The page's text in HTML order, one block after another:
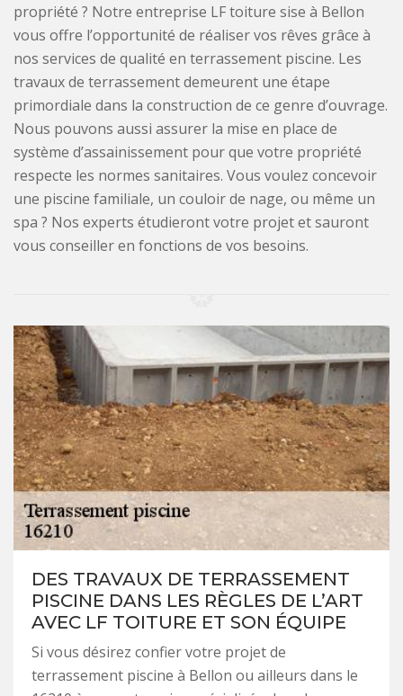
propriété ? Notre entreprise LF toiture sise à Bellon
vous offre l’opportunité de réaliser vos rêves grâce à
nos services de qualité en terrassement piscine. Les
travaux de terrassement demeurent une étape
primordiale dans la construction de ce genre d’ouvrage.
Nous pouvons aussi assurer la mise en place de
système d’assainissement pour que votre propriété
respecte les normes sanitaires. Vous voulez concevoir
une piscine familiale, un couloir de nage, ou même un
spa ? Nos experts étudieront votre projet et sauront
vous conseiller en fonctions de vos besoins.
DES TRAVAUX DE TERRASSEMENT
PISCINE DANS LES RÈGLES DE L’ART
AVEC LF TOITURE ET SON ÉQUIPE
Si vous désirez confier votre projet de
terrassement piscine à Bellon ou ailleurs dans le